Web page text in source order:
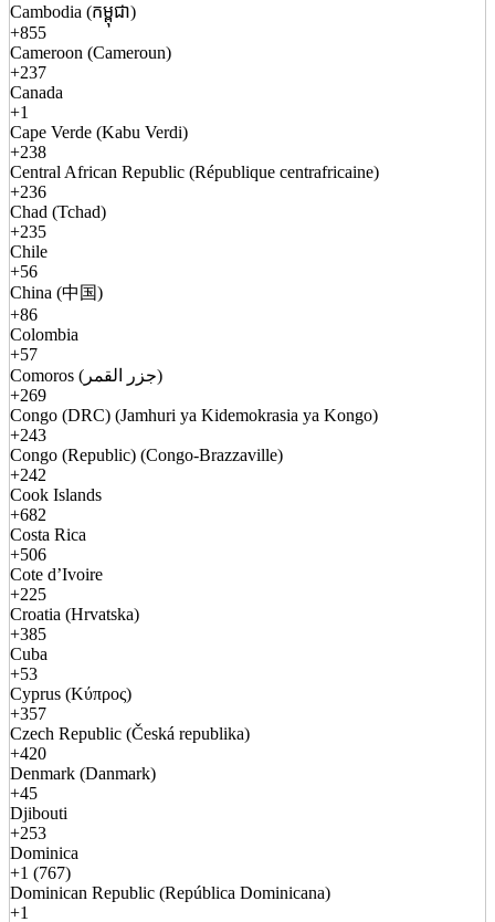
Cambodia (កម្ពុជា)
+855
Cameroon (Cameroun)
+237
Canada
+1
Cape Verde (Kabu Verdi)
+238
Central African Republic (République centrafricaine)
+236
Chad (Tchad)
+235
Chile
+56
China (中国)
+86
Colombia
+57
Comoros (جزر القمر)
+269
Congo (DRC) (Jamhuri ya Kidemokrasia ya Kongo)
+243
Congo (Republic) (Congo-Brazzaville)
+242
Cook Islands
+682
Costa Rica
+506
Cote d’Ivoire
+225
Croatia (Hrvatska)
+385
Cuba
+53
Cyprus (Κύπρος)
+357
Czech Republic (Česká republika)
+420
Denmark (Danmark)
+45
Djibouti
+253
Dominica
+1 (767)
Dominican Republic (República Dominicana)
+1